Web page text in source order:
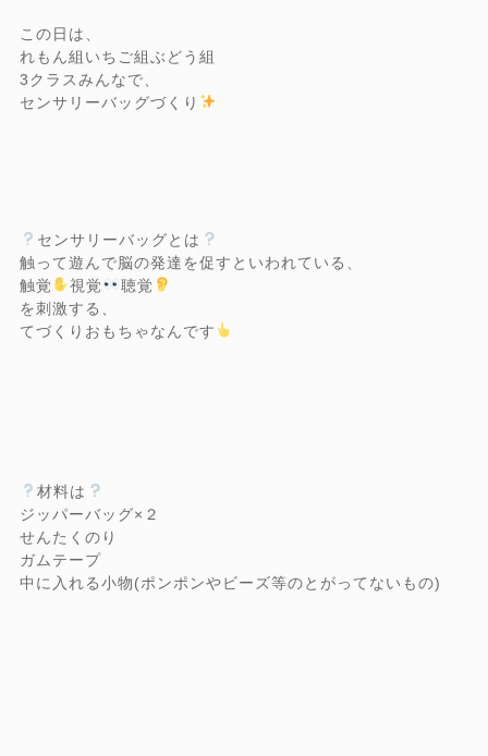
この日は、
れもん組いちご組ぶどう組
3クラスみんなで、
センサリーバッグづくり
センサリーバッグとは
触って遊んで脳の発達を促すといわれている、
触覚
視覚
聴覚
を刺激する、
てづくりおもちゃなんです
材料は
ジッパーバッグ×２
せんたくのり
ガムテープ
中に入れる小物(ポンポンやビーズ等のとがってないもの)